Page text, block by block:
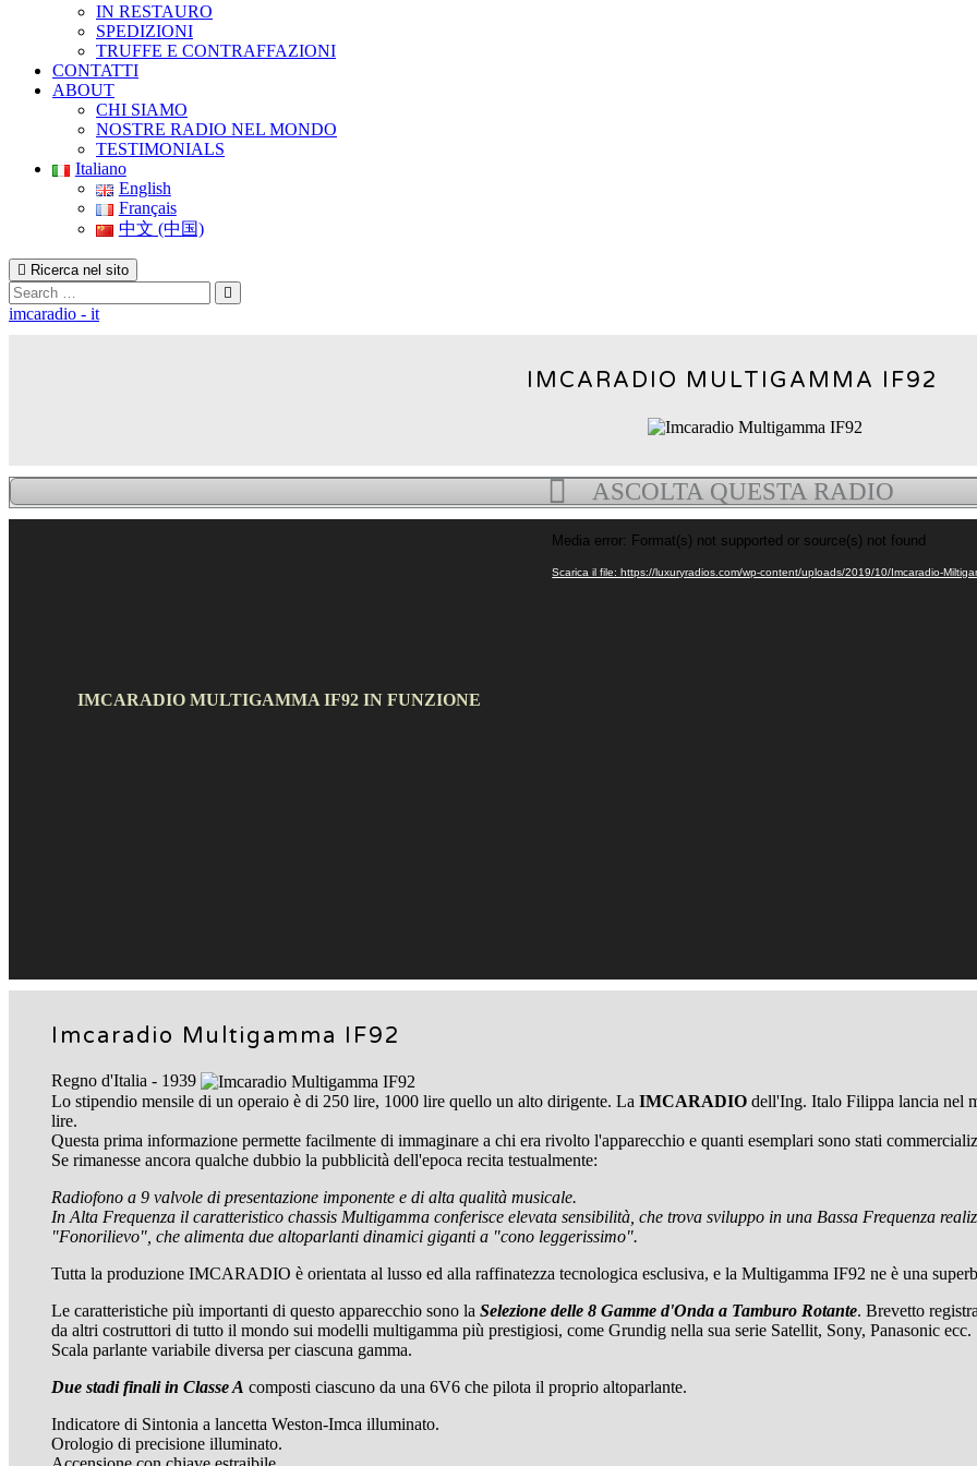
IN RESTAURO
SPEDIZIONI
TRUFFE E CONTRAFFAZIONI
CONTATTI
ABOUT
CHI SIAMO
NOSTRE RADIO NEL MONDO
TESTIMONIALS
Italiano
English
Français
中文 (中国)
Ricerca nel sito
Search
imcaradio - it
IMCARADIO MULTIGAMMA IF92
ASCOLTA QUESTA RADIO
IMCARADIO MULTIGAMMA IF92 IN FUNZIONE
Player
Media error: Format(s) not supported or source(s) not found
Scarica il file: https://luxuryradios.com/wp-content/uploads/2019/10/Imcaradio-
Imcaradio Multigamma IF92
Regno d'Italia - 1939
Lo stipendio mensile di un operaio è di 250 lire, 1000 lire quello un alto dirigente. La IMCARADIO dell'Ing. Italo Filippa lancia nel
lire.
Questa prima informazione permette facilmente di immaginare a chi era rivolto l'apparecchio e quanti esemplari sono stati
Se rimanesse ancora qualche dubbio la pubblicità dell'epoca recita testualmente:
Radiofono a 9 valvole di presentazione imponente e di alta qualità musicale.
In Alta Frequenza il caratteristico chassis Multigamma conferisce elevata sensibilità, che trova sviluppo in una Bassa Frequenza
"Fonorilievo", che alimenta due altoparlanti dinamici giganti a "cono leggerissimo".
Tutta la produzione IMCARADIO è orientata al lusso ed alla raffinatezza tecnologica esclusiva, e la Multigamma IF92 ne è una
Le caratteristiche più importanti di questo apparecchio sono la Selezione delle 8 Gamme d'Onda a Tamburo Rotante. Brevetto
da altri costruttori di tutto il mondo sui modelli multigamma più prestigiosi, come Grundig nella sua serie Satellit, Sony, Panasonic ecc.
Scala parlante variabile diversa per ciascuna gamma.
Due stadi finali in Classe A composti ciascuno da una 6V6 che pilota il proprio altoparlante.
Indicatore di Sintonia a lancetta Weston-Imca illuminato.
Orologio di precisione illuminato.